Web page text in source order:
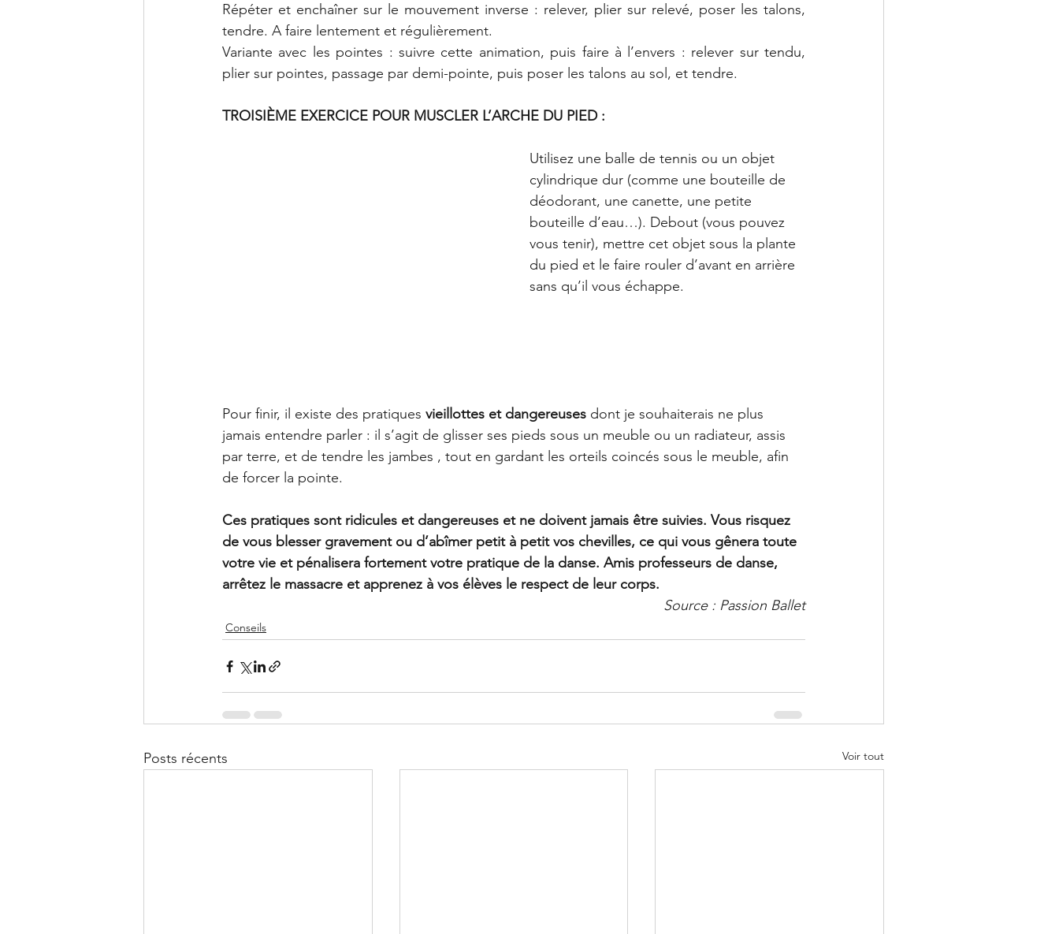
Répéter et enchaîner sur le mouvement inverse : relever, plier sur relevé, poser les talons,
tendre. A faire lentement et régulièrement.
Variante avec les pointes : suivre cette animation, puis faire à l’envers : relever sur tendu,
plier sur pointes, passage par demi-pointe, puis poser les talons au sol, et tendre.
TROISIÈME EXERCICE POUR MUSCLER L’ARCHE DU PIED :
Utilisez une balle de tennis ou un objet
cylindrique dur (comme une bouteille de
déodorant, une canette, une petite
bouteille d’eau…). Debout (vous pouvez
vous tenir), mettre cet objet sous la plante
du pied et le faire rouler d’avant en arrière
sans qu’il vous échappe.
Pour finir, il existe des pratiques vieillottes et dangereuses dont je souhaiterais ne plus
jamais entendre parler : il s’agit de glisser ses pieds sous un meuble ou un radiateur, assis
par terre, et de tendre les jambes , tout en gardant les orteils coincés sous le meuble, afin
de forcer la pointe.
Ces pratiques sont ridicules et dangereuses et ne doivent jamais être suivies. Vous risquez
de vous blesser gravement ou d’abîmer petit à petit vos chevilles, ce qui vous gênera toute
votre vie et pénalisera fortement votre pratique de la danse. Amis professeurs de danse,
arrêtez le massacre et apprenez à vos élèves le respect de leur corps.
Source : Passion Ballet
Conseils
Posts récents Voir tout